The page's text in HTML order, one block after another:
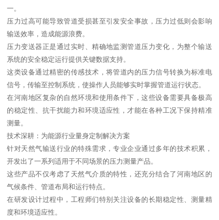
一。
压力过高可能导致管道受损甚至引发安全事故，压力过低则会影响
输送效率，造成能源浪费。
压力变送器正是通过实时、精确地监测管道压力变化，为整个输送
系统的安全稳定运行提供关键数据支持。
这类设备通过精密的传感技术，将管道内的压力信号转换为标准电
信号，传输至控制系统，使操作人员能够实时掌握管道运行状态。
在河南地区复杂的自然环境和使用条件下，这些设备需要具备极高
的稳定性、抗干扰能力和环境适应性，才能在各种工况下保持精准
测量。
技术深耕：为能源行业量身定制解决方案
针对天然气输送行业的特殊需求，专业企业通过多年的技术积累，
开发出了一系列适用于不同场景的压力测量产品。
这些产品不仅考虑了天然气介质的特性，还充分结合了河南地区的
气候条件、管道布局和运行特点。
在研发设计过程中，工程师们特别关注设备的长期稳定性、测量精
度和环境适应性。